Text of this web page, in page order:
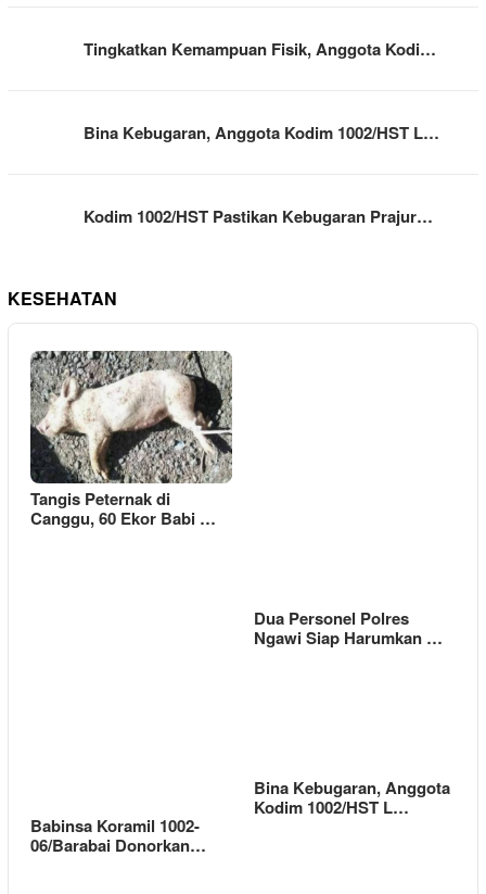
Tingkatkan Kemampuan Fisik, Anggota Kodi…
Bina Kebugaran, Anggota Kodim 1002/HST L…
Kodim 1002/HST Pastikan Kebugaran Prajur…
KESEHATAN
Tangis Peternak di
Canggu, 60 Ekor Babi …
Dua Personel Polres
Ngawi Siap Harumkan …
Babinsa Koramil 1002-
06/Barabai Donorkan…
Bina Kebugaran, Anggota
Kodim 1002/HST L…